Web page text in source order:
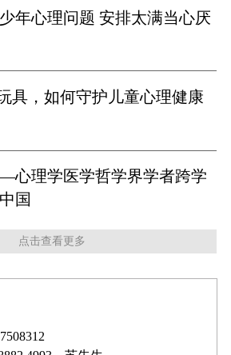
年心理问题 安排太满当心厌
具，如何守护儿童心理健康
心理学医学哲学界学者跨学
国
点击查看更多